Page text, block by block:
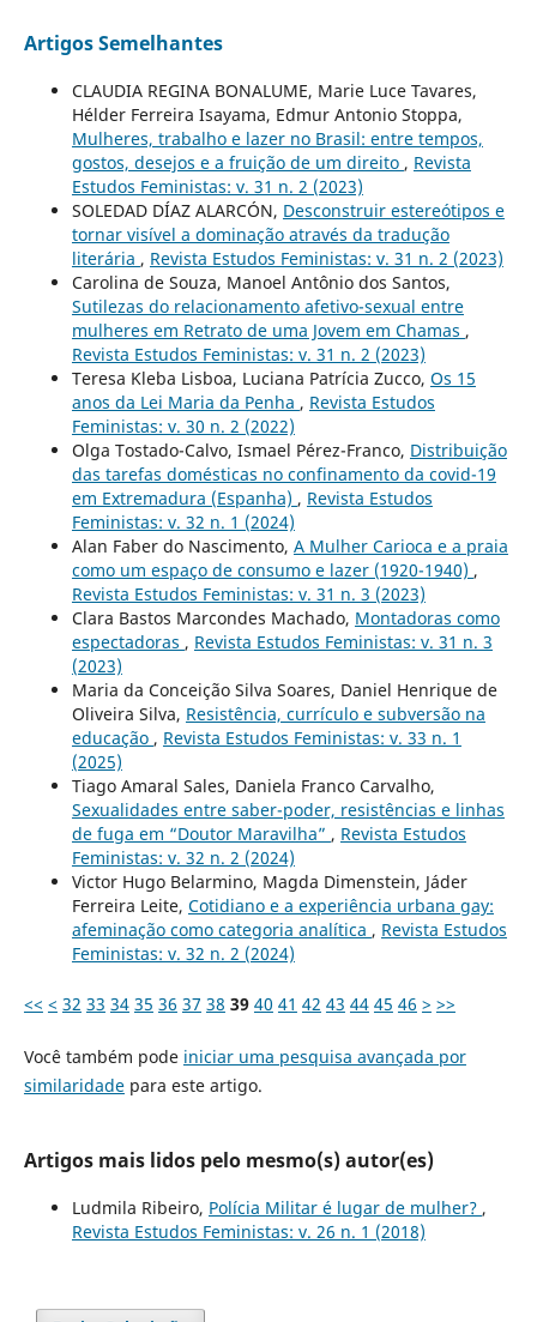
Artigos Semelhantes
CLAUDIA REGINA BONALUME, Marie Luce Tavares,
Hélder Ferreira Isayama, Edmur Antonio Stoppa,
Mulheres, trabalho e lazer no Brasil: entre tempos,
gostos, desejos e a fruição de um direito , Revista
Estudos Feministas: v. 31 n. 2 (2023)
SOLEDAD DÍAZ ALARCÓN, Desconstruir estereótipos e
tornar visível a dominação através da tradução
literária , Revista Estudos Feministas: v. 31 n. 2 (2023)
Carolina de Souza, Manoel Antônio dos Santos,
Sutilezas do relacionamento afetivo-sexual entre
mulheres em Retrato de uma Jovem em Chamas ,
Revista Estudos Feministas: v. 31 n. 2 (2023)
Teresa Kleba Lisboa, Luciana Patrícia Zucco, Os 15
anos da Lei Maria da Penha , Revista Estudos
Feministas: v. 30 n. 2 (2022)
Olga Tostado-Calvo, Ismael Pérez-Franco, Distribuição
das tarefas domésticas no confinamento da covid-19
em Extremadura (Espanha) , Revista Estudos
Feministas: v. 32 n. 1 (2024)
Alan Faber do Nascimento, A Mulher Carioca e a praia
como um espaço de consumo e lazer (1920-1940) ,
Revista Estudos Feministas: v. 31 n. 3 (2023)
Clara Bastos Marcondes Machado, Montadoras como
espectadoras , Revista Estudos Feministas: v. 31 n. 3
(2023)
Maria da Conceição Silva Soares, Daniel Henrique de
Oliveira Silva, Resistência, currículo e subversão na
educação , Revista Estudos Feministas: v. 33 n. 1
(2025)
Tiago Amaral Sales, Daniela Franco Carvalho,
Sexualidades entre saber-poder, resistências e linhas
de fuga em “Doutor Maravilha” , Revista Estudos
Feministas: v. 32 n. 2 (2024)
Victor Hugo Belarmino, Magda Dimenstein, Jáder
Ferreira Leite, Cotidiano e a experiência urbana gay:
afeminação como categoria analítica , Revista Estudos
Feministas: v. 32 n. 2 (2024)
<< < 32 33 34 35 36 37 38 39 40 41 42 43 44 45 46 > >>
Você também pode iniciar uma pesquisa avançada por
similaridadepara este artigo.
Artigos mais lidos pelo mesmo(s) autor(es)
Ludmila Ribeiro, Polícia Militar é lugar de mulher? ,
Revista Estudos Feministas: v. 26 n. 1 (2018)